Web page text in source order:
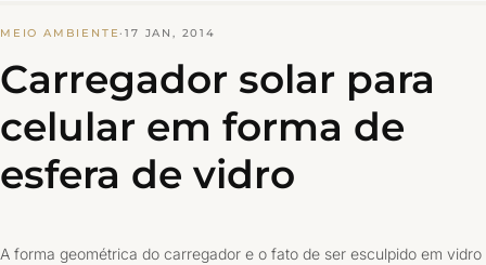
MEIO AMBIENTE·17 JAN, 2014
Carregador solar para
celular em forma de
esfera de vidro
A forma geométrica do carregador e o fato de ser esculpido em vidro